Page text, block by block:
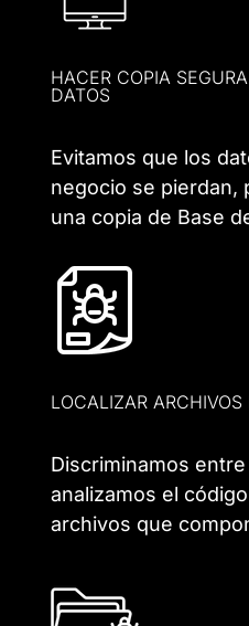
HACER COPIA
DATOS
Evitamos que los
negocio se pierdan,
una copia de Base
LOCALIZAR ARCHIVOS
Discriminamos
analizamos el
archivos que